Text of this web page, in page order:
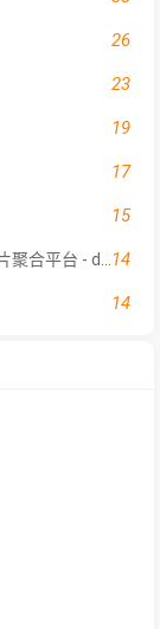
26
23
19
17
15
14
14